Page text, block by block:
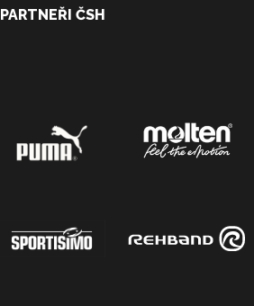
PARTNEŘI ČSH